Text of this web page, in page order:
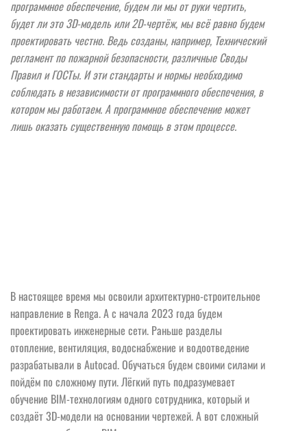
программное обеспечение, будем ли мы от руки чертить,
будет ли это 3D-модель или 2D-чертёж, мы всё равно будем
проектировать честно. Ведь созданы, например, Технический
регламент по пожарной безопасности, различные Своды
Правил и ГОСТы. И эти стандарты и нормы необходимо
соблюдать в независимости от программного обеспечения, в
котором мы работаем. А программное обеспечение может
лишь оказать существенную помощь в этом процессе.
В настоящее время мы освоили архитектурно-строительное
направление в Renga. А с начала 2023 года будем
проектировать инженерные сети. Раньше разделы
отопление, вентиляция, водоснабжение и водоотведение
разрабатывали в Autocad. Обучаться будем своими силами и
пойдём по сложному пути. Лёгкий путь подразумевает
обучение BIM-технологиям одного сотрудника, который и
создаёт 3D-модели на основании чертежей. А вот сложный